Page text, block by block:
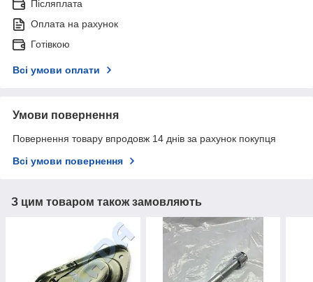
Післяплата
Оплата на рахунок
Готівкою
Всі умови оплати
Умови повернення
Повернення товару впродовж 14 днів за рахунок покупця
Всі умови повернення
З цим товаром також замовляють